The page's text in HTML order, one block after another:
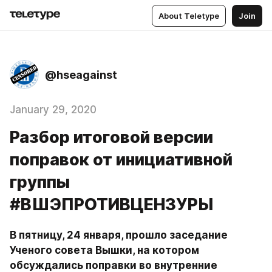
About Teletype Join
@hseagainst
January 29, 2020
Разбор итоговой версии
поправок от инициативной
группы
#ВШЭПРОТИВЦЕНЗУРЫ
В пятницу, 24 января, прошло заседание
Ученого совета Вышки, на котором
обсуждались поправки во внутренние